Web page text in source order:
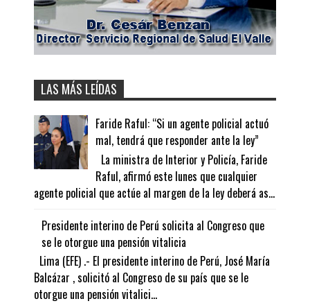
LAS MÁS LEÍDAS
Faride Raful: “Si un agente policial actuó
mal, tendrá que responder ante la ley”
La ministra de Interior y Policía, Faride
Raful, afirmó este lunes que cualquier
agente policial que actúe al margen de la ley deberá as...
Presidente interino de Perú solicita al Congreso que
se le otorgue una pensión vitalicia
Lima (EFE) .- El presidente interino de Perú, José María
Balcázar , solicitó al Congreso de su país que se le
otorgue una pensión vitalici...